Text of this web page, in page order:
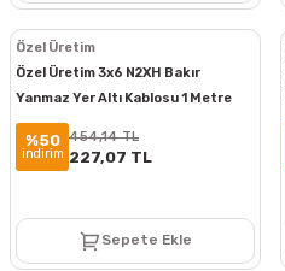
Özel Üretim
Özel Üretim 3x6 N2XH Bakır
Yanmaz Yer Altı Kablosu 1 Metre
%50
indirim
454,14 TL
227,07 TL
Sepete Ekle